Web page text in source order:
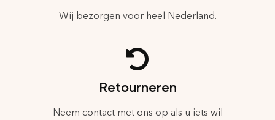
Wij bezorgen voor heel Nederland.
Retourneren
Neem contact met ons op als u iets wil